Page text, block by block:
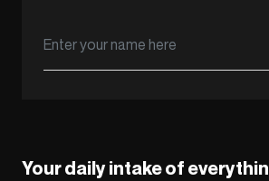
Your daily intake of